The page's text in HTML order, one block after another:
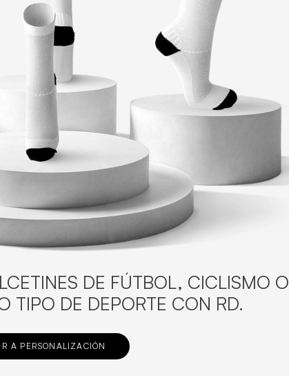
DE FÚTBOL, CICLISMO O
TIPO DE DEPORTE CON RD.
IR A PERSONALIZACIÓN